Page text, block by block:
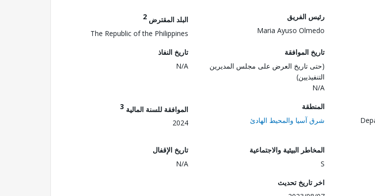
رئيس الفريق
Maria Ayuso Olmedo
البلد المقترض 2
The Republic of the Philippines
تاريخ الموافقة
(حتى تاريخ العرض على مجلس المديرين
التنفيذيين)
N/A
تاريخ النفاذ
N/A
المنطقة
شرق آسيا والمحيط الهادئ
الموافقة للسنة المالية 3
2024
المخاطر البيئية والاجتماعية
S
تاريخ الإقفال
N/A
اخر تاريخ تحديث